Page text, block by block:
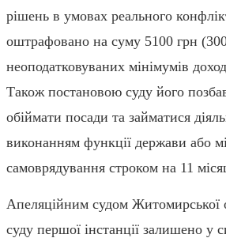
рішень в умовах реального
оштрафовано на суму 5100 грн
неоподатковуваних мінімумів
Також постановою суду його
обіймати посади та займатися
виконанням функції держави або
самоврядування строком на 11
Апеляційним судом Житомирської
суду першої інстанції залишено у